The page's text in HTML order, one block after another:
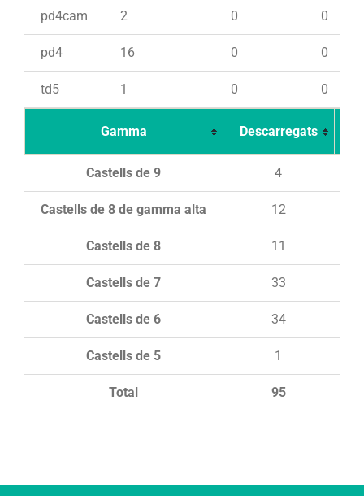
pd4cam 2 0 0
pd4 16 0 0
td5 1 0 0
Gamma Descarregats
Total 95
Castells de 9 4
Castells de 8 de gamma alta 12
Castells de 8 11
Castells de 7 33
Castells de 6 34
Castells de 5 1